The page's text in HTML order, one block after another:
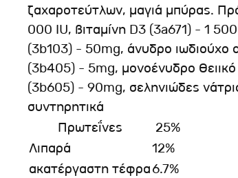
ζαχαροτεύτλων, μαγιά μπύρας.
000 IU, βιταμίνη D3 (3a671) - 1
(3b103) - 50mg, άνυδρο ιωδιούχο
(3b405) - 5mg, μονοένυδρο
(3b605) - 90mg, σεληνιώδες
συντηρητικά
Πρωτεΐνες
25%
Λιπαρά
12%
ακατέργαστη τέφρα6.7%